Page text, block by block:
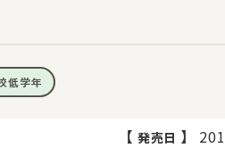
低学年
【 発売日 】